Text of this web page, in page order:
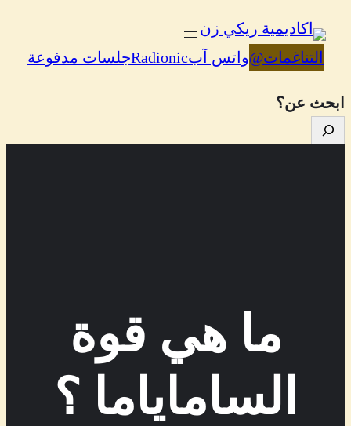
تخطى
إلى
المحتوى
التناغمات@واتس آبRadionicجلسات مدفوعة
ابحث عن؟
ما هي قوة
الساماياما ؟